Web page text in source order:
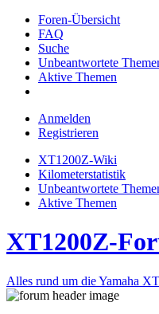
Foren-Übersicht
FAQ
Suche
Unbeantwortete
Aktive Themen
Anmelden
Registrieren
XT1200Z-Wiki
Kilometerstatistik
Unbeantwortete
Aktive Themen
XT1200Z-
Alles rund um die Yamaha